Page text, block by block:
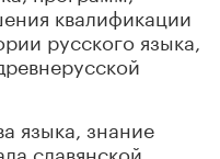
квалификации
русского языка,
языка, знание
славянской